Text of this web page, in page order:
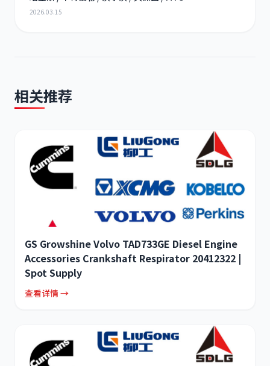
2026.03.15
相关推荐
GS Growshine Volvo TAD733GE Diesel Engine
Accessories Crankshaft Respirator 20412322 |
Spot Supply
查看详情 →